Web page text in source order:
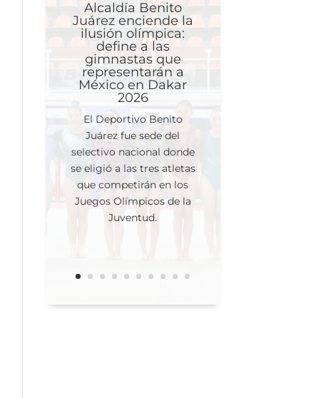
Alcaldía Benito
Juárez enciende la
ilusión olímpica:
define a las
gimnastas que
representarán a
México en Dakar
2026
El Deportivo Benito
Juárez fue sede del
selectivo nacional donde
se eligió a las tres atletas
que competirán en los
Juegos Olímpicos de la
Juventud.